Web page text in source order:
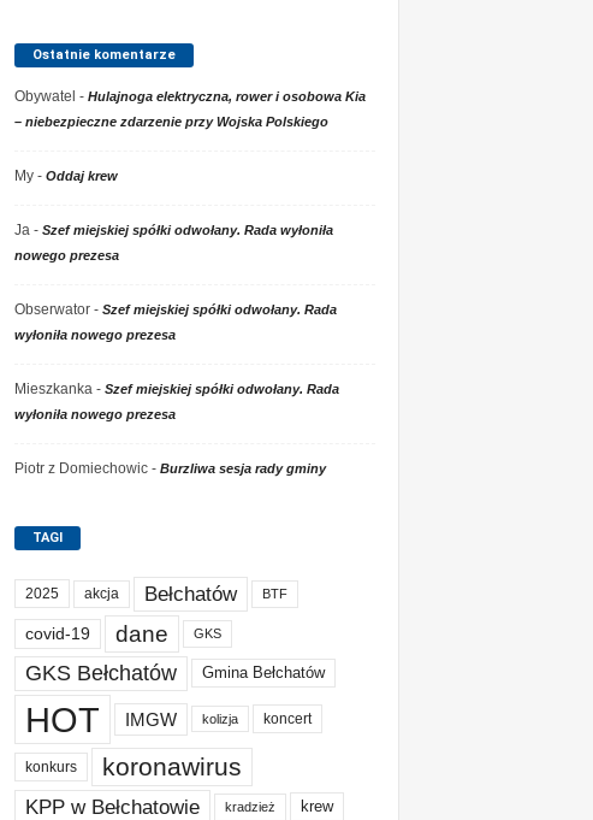
Ostatnie komentarze
Obywatel - Hulajnoga elektryczna, rower i osobowa Kia
– niebezpieczne zdarzenie przy Wojska Polskiego
My- Oddaj krew
Ja- Szef miejskiej spółki odwołany. Rada wyłoniła
nowego prezesa
Obserwator- Szef miejskiej spółki odwołany. Rada
wyłoniła nowego prezesa
Mieszkanka- Szef miejskiej spółki odwołany. Rada
wyłoniła nowego prezesa
Piotr z Domiechowic- Burzliwa sesja rady gminy
TAGI
2025 akcja Bełchatów BTF
covid-19 dane GKS
GKS Bełchatów Gmina Bełchatów
HOT IMGW kolizja koncert
konkurs koronawirus
KPP w Bełchatowie kradzież krew